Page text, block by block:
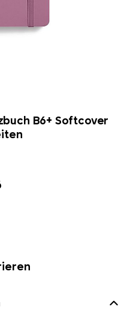
B6+ Softcover